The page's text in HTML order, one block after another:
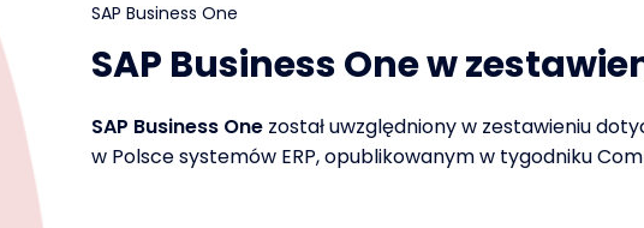
SAP Business One
SAP Business One w
SAP Business One został uwzględniony w zestawieniu
w Polsce systemów ERP, opublikowanym w tygodniku